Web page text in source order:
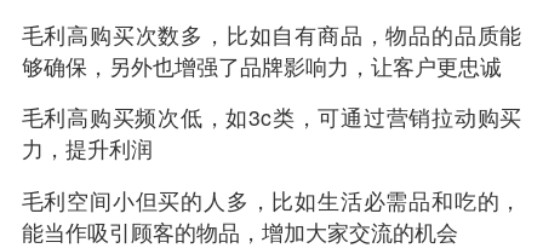
毛利高购买次数多，比如自有商品，物品的品质能
够确保，另外也增强了品牌影响力，让客户更忠诚
毛利高购买频次低，如3c类，可通过营销拉动购买
力，提升利润
毛利空间小但买的人多，比如生活必需品和吃的，
能当作吸引顾客的物品，增加大家交流的机会